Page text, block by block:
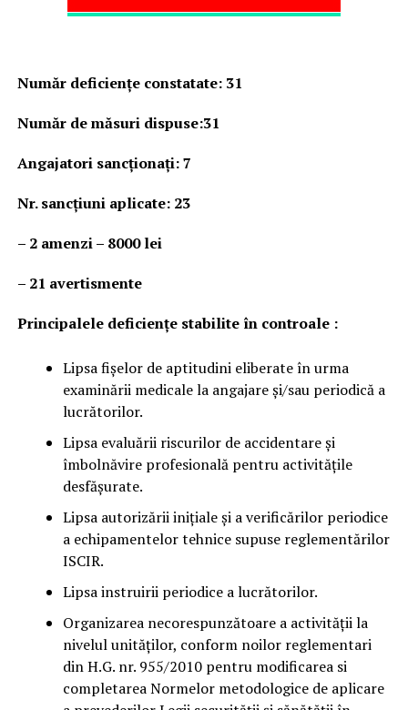
Număr deficienţe constatate: 31
Număr de măsuri dispuse:31
Angajatori sancționați: 7
Nr. sancţiuni aplicate: 23
– 2 amenzi – 8000 lei
– 21 avertismente
Principalele deficienţe stabilite în controale :
Lipsa fișelor de aptitudini eliberate în urma
examinării medicale la angajare și/sau periodică a
lucrătorilor.
Lipsa evaluării riscurilor de accidentare și
îmbolnăvire profesională pentru activitățile
desfășurate.
Lipsa autorizării inițiale și a verificărilor periodice
a echipamentelor tehnice supuse reglementărilor
ISCIR.
Lipsa instruirii periodice a lucrătorilor.
Organizarea necorespunzătoare a activității la
nivelul unităților, conform noilor reglementari
din H.G. nr. 955/2010 pentru modificarea si
completarea Normelor metodologice de aplicare